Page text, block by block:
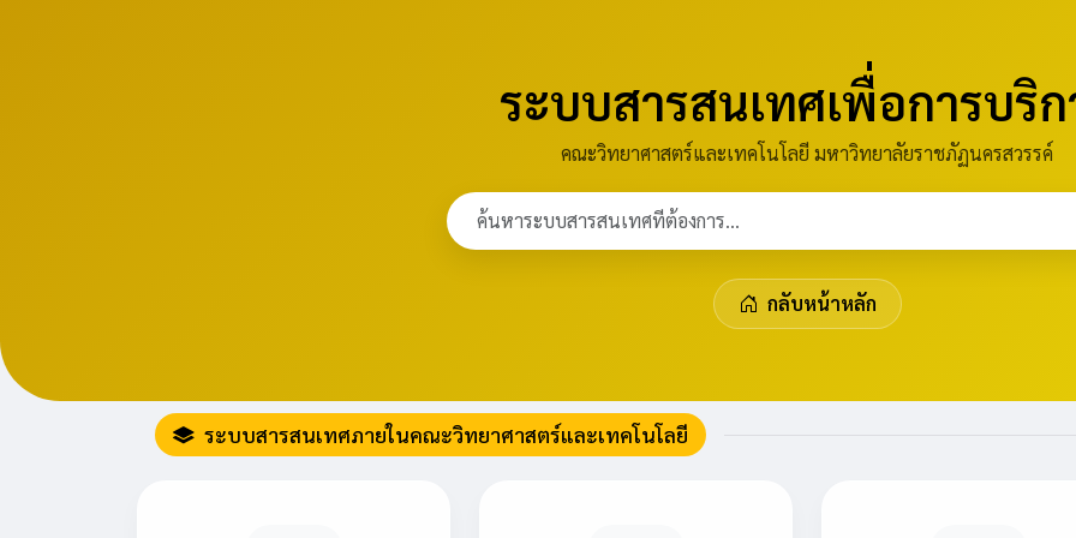
ระบบสารสนเทศเพื่อการบริก
คณะวิทยาศาสตร์และเทคโนโลยี มหาวิทยาลัยราชภัฏนครสวรรค์
กลับหน้าหลัก
ระบบสารสนเทศภายในคณะวิทยาศาสตร์และเทคโนโลยี